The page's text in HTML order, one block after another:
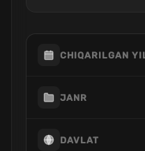
CHIQARILGAN
JANR
DAVLAT